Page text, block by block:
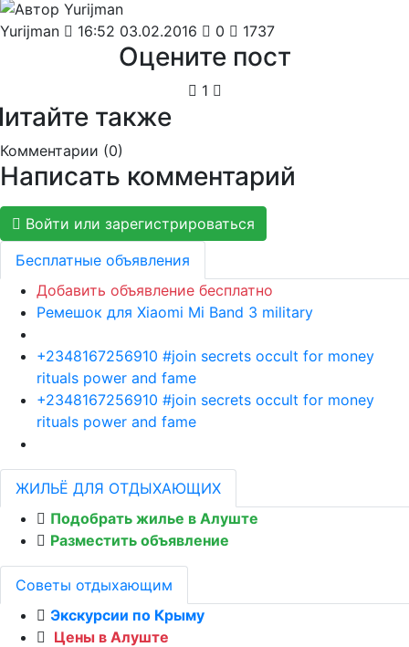
Yurijman 16:52 03.02.2016 0 1737
Оцените пост
1
также
Комментарии (0)
Написать комментарий
Войти или зарегистрироваться
Бесплатные объявления
Добавить объявление бесплатно
Ремешок для Xiaomi Mi Band 3 military
+2348167256910 #join secrets occult for money
rituals power and fame
+2348167256910 #join secrets occult for money
rituals power and fame
ЖИЛЬЁ ДЛЯ ОТДЫХАЮЩИХ
Подобрать жилье в Алуште
Разместить объявление
Советы отдыхающим
Экскурсии по Крыму
Цены в Алуште